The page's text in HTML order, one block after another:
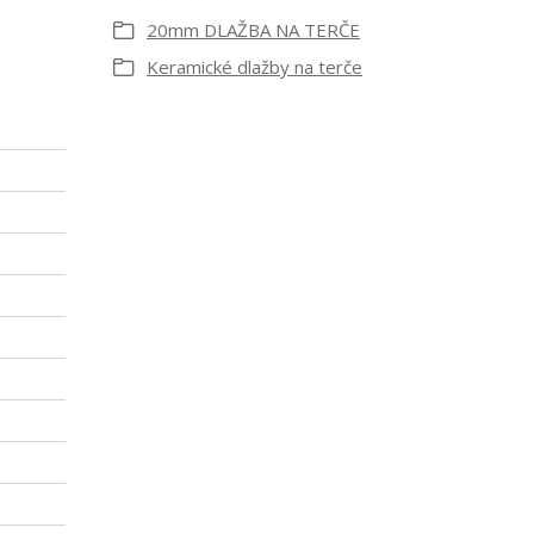
20mm DLAŽBA NA TERČE
Keramické dlažby na terče